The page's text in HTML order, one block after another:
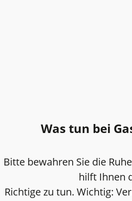
Was tun bei
Bitte bewahren Sie die
hilft Ihnen
Richtige zu tun. Wichtig: